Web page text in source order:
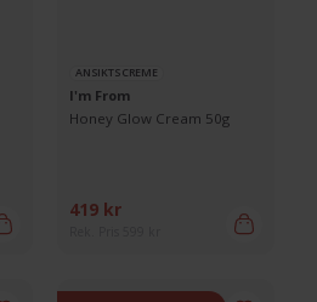
ANSIKTSCREME
I'm From
Honey Glow Cream 50g
419 kr